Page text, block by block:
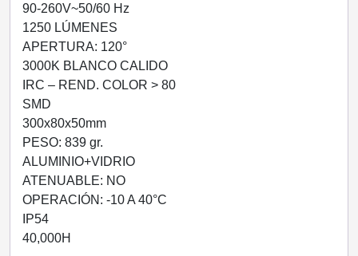
90-260V~50/60 Hz
1250 LÚMENES
APERTURA: 120°
3000K BLANCO CALIDO
IRC – REND. COLOR > 80
SMD
300x80x50mm
PESO: 839 gr.
ALUMINIO+VIDRIO
ATENUABLE: NO
OPERACIÓN: -10 A 40°C
IP54
40,000H